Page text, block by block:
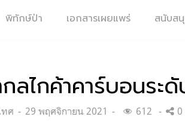
พิทักษ์ป่า เอกสารเผยแพร่ สนับส
ลไกค้าคาร์บอนระ
ทศ
Posted
29 พฤศจิกายน 2021 612 0